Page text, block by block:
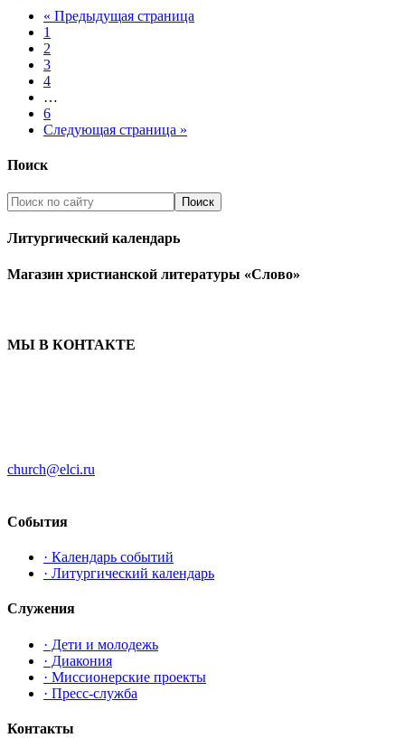
« Предыдущая страница
1
2
3
4
…
6
Следующая страница »
Поиск
Литургический календарь
Магазин христианской литературы «Слово»
МЫ В КОНТАКТЕ
church@elci.ru
События
· Календарь событий
· Литургический календарь
Служения
· Дети и молодежь
· Диакония
· Миссионерские проекты
· Пресс-служба
Контакты